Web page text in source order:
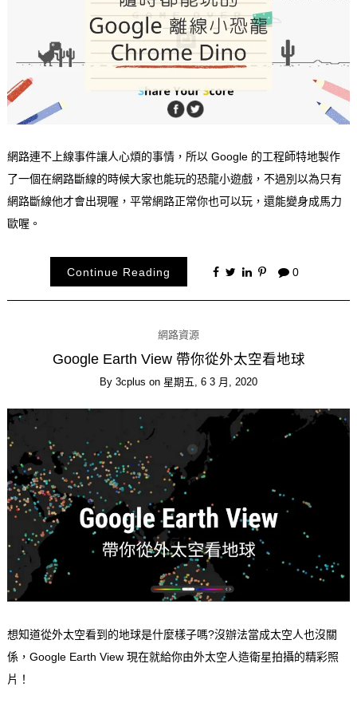
網路連不上線事件讓人心煩的事情，所以 Google 的工程師特地製作
了一個在網路斷線的時候大家也能玩的恐龍小遊戲，不過別以為只有
網路斷線他才會出現喔，平常網路正常你也可以玩，還能變身成馬力
歐喔。
Continue Reading 0
網路資源
Google Earth View 帶你從外太空看地球
By 3cplus on 星期五, 6 3 月, 2020
想知道從外太空看到的地球是什麼樣子嗎?沒辦法當成太空人也沒關
係，Google Earth View 現在就給你由外太空人造衛星拍攝的精彩照
片！